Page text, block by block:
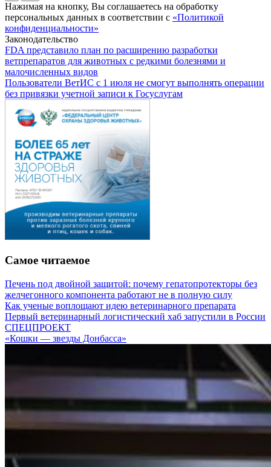
Нажимая на кнопку, Вы соглашаетесь на обработку
персональных данных в соответствии с «Политикой
конфиденциальности»
Законодательство
FDA представило план по расширению разработки
ветпрепаратов для животных с редкими болезнями и
малочисленных видов
Пользователи ВетИС с 1 июля не смогут выполнять операции
без привязки учетной записи к Госуслугам
Самое читаемое
Печень под двойной защитой: почему гепатопротекторы без
желчегонного компонента работают не в полную силу
Как ученые воплощают идею ветеринарного препарата
Первый ветеринарный логистический хаб запустили в России
СПЕЦПРОЕКТ
«Кошки — звезды Донбасса»